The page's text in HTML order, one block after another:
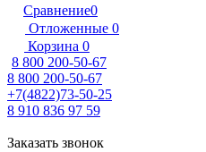
Сравнение0
Отложенные 0
Корзина 0
8 800 200-50-67
8 800 200-50-67
+7(4822)73-50-25
8 910 836 97 59
Заказать звонок